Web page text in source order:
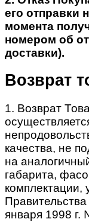
его отправки
момента
номером об
доставки).
Возврат
1. Возврат
качества, не
на
габарита,
комплектации,
января 1998 г.